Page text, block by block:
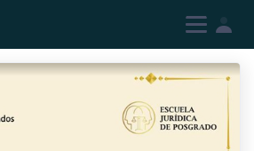
Registrarme